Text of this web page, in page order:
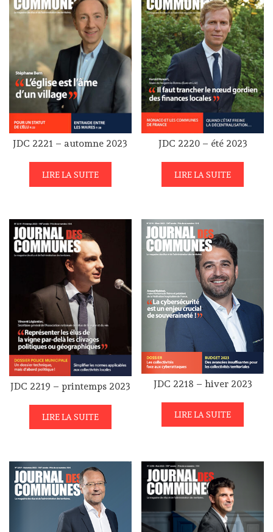
JDC 2221 – automne 2023
LIRE LA SUITE
JDC 2220 – été 2023
LIRE LA SUITE
JDC 2219 – printemps 2023
LIRE LA SUITE
JDC 2218 – hiver 2023
LIRE LA SUITE